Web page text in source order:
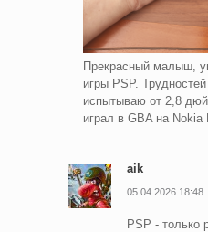
Прекрасный малыш,
игры PSP.
испытываю от 2,8
играл в GBA на Nokia
aik
05.04.2026 18:48
PSP - только